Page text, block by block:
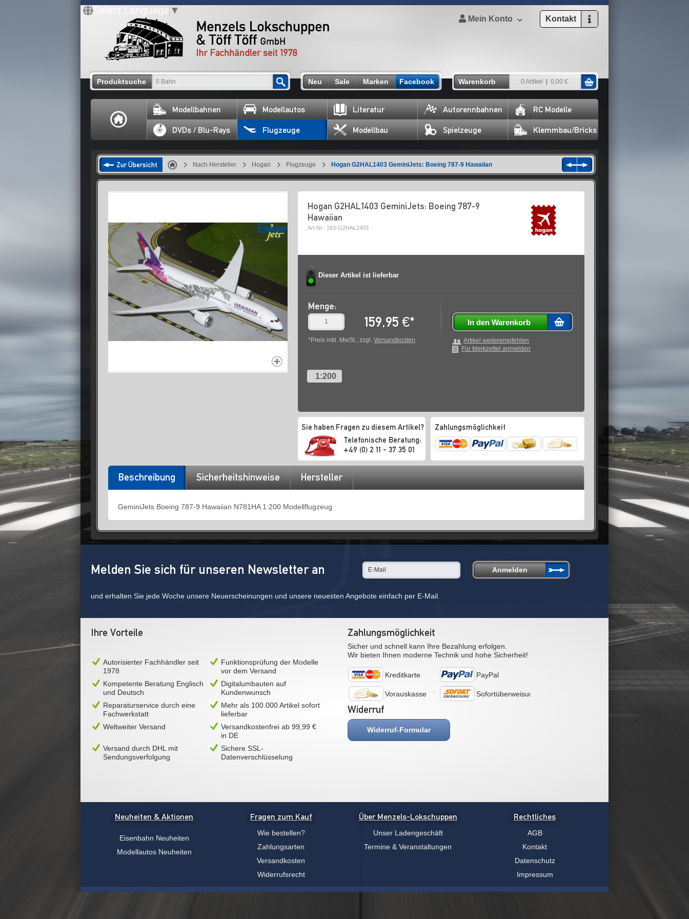
Select Language ▼
Mein Konto Kontakt
Produktsuche Neu Sale Marken Facebook Warenkorb 0 Artikel 0,00 €
Modellbahnen Modellautos Literatur Autorennbahnen RC Modelle
DVDs / Blu-Rays Flugzeuge Modellbau Spielzeuge Klemmbau/Bricks
Zur Übersicht Nach Hersteller Hogan Flugzeuge Hogan G2HAL1403 GeminiJets: Boeing 787-9 Hawaiian
Hogan G2HAL1403 GeminiJets: Boeing 787-9
Hawaiian
Art.Nr.: 183-G2HAL1403
Dieser Artikel ist lieferbar
Menge:
159,95 €*
*Preis inkl. MwSt., zzgl. Versandkosten
In den Warenkorb
Artikel weiterempfehlen
Für Merkzettel anmelden
1:200
Sie haben Fragen zu diesem Artikel?
Telefonische Beratung:
+49 (0) 2 11 - 37 35 01
Zahlungsmöglichkeit
Beschreibung Sicherheitshinweise Hersteller
GeminiJets Boeing 787-9 Hawaiian N781HA 1:200 Modellflugzeug
Melden Sie sich für unseren Newsletter an
und erhalten Sie jede Woche unsere Neuerscheinungen und unsere neuesten Angebote einfach per E-Mail.
Ihre Vorteile
Autorisierter Fachhändler seit
1978
Funktionsprüfung der Modelle
vor dem Versand
Kompetente Beratung Englisch
und Deutsch
Digitalumbauten auf
Kundenwunsch
Reparaturservice durch eine
Fachwerkstatt
Mehr als 100.000 Artikel sofort
lieferbar
Weltweiter Versand
Versandkostenfrei ab 99,99 €
in DE
Versand durch DHL mit
Sendungsverfolgung
Sichere SSL-
Datenverschlüsselung
Zahlungsmöglichkeit
Sicher und schnell kann Ihre Bezahlung erfolgen.
Wir bieten Ihnen moderne Technik und hohe Sicherheit!
Kreditkarte PayPal
Vorauskasse Sofortüberweisung
Widerruf
Widerruf-Formular
Neuheiten & Aktionen
Eisenbahn Neuheiten
Modellautos Neuheiten
Fragen zum Kauf
Wie bestellen?
Zahlungsarten
Versandkosten
Widerrufsrecht
Über Menzels-Lokschuppen
Unser Ladengeschäft
Termine & Veranstaltungen
Rechtliches
AGB
Kontakt
Datenschutz
Impressum